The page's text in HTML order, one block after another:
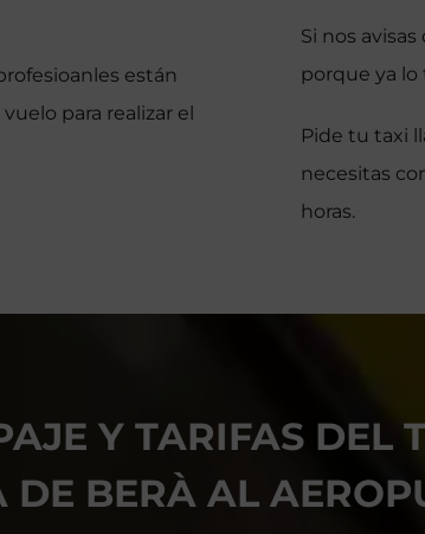
están
para realizar el
Si nos
porque ya
Pide tu taxi
necesitas
horas.
Y TARIFAS DEL
DE BERÀ AL